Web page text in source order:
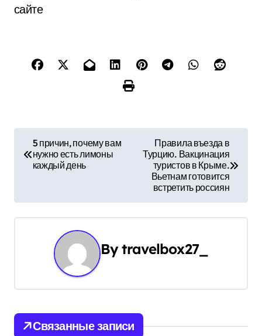
сайте
и
ц
и
5 причин, почему вам
нужно есть лимоны
каждый день
Правила въезда в
Турцию. Вакцинация
туристов в Крыме.
Вьетнам готовится
встретить россиян
Bytravelbox27_
Связанные записи